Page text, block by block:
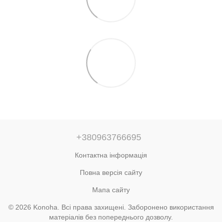
+380963766695
Контактна інформація
Повна версія сайту
Мапа сайту
© 2026 Konoha. Всі права захищені. Заборонено використання
матеріалів без попереднього дозволу.